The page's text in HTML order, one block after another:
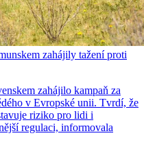
zahájily tažení proti
zahájilo kampaň za
v Evropské unii. Tvrdí, že
riziko pro lidi i
regulaci, informovala